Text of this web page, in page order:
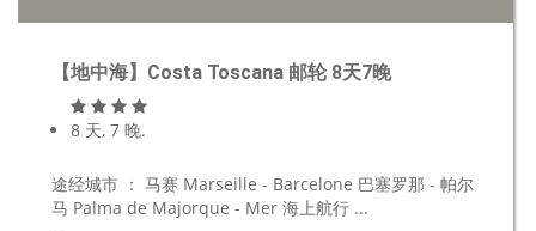
【地中海】Costa Toscana 邮轮 8天7晚
8 天, 7 晚.
途经城市 ： 马赛 Marseille - Barcelone 巴塞罗那 - 帕尔
马 Palma de Majorque - Mer 海上航行 ...